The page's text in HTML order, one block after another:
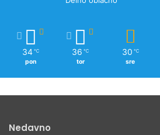
34 ℃
pon
36 ℃
tor
30 ℃
sre
Nedavno